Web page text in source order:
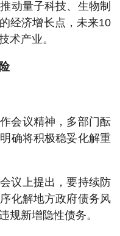
动量子科技、生物制
经济增长点，未来10
术产业。
会议精神，多部门酝
确将积极稳妥化解重
议上提出，要持续防
化解地方政府债务风
规新增隐性债务。